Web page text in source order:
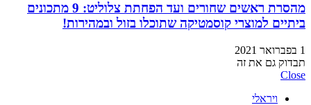
מהסרת ראשים שחורים ועד הפחתת צלוליט: 9 מתכונים
ביתיים למוצרי קוסמטיקה שתוכלו בזול ובמהירות!
1 בפברואר 2021
תבדוק גם את זה
Close
ויראלי